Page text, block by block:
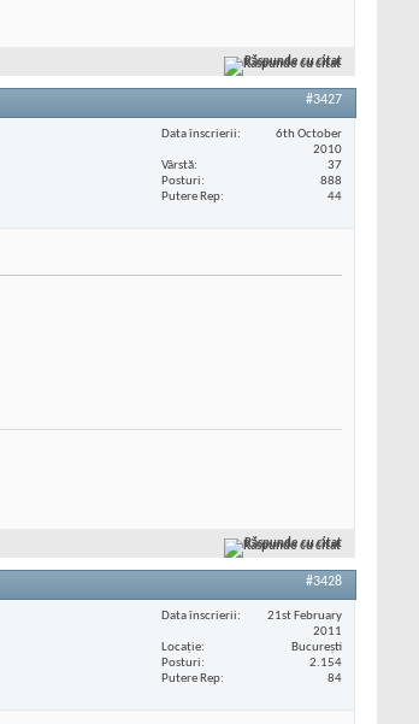
Răspunde cu citat
#3427
Data înscrierii
6th October
2010
Vârstă
37
Posturi
888
Putere Rep
44
Răspunde cu citat
#3428
Data înscrierii
21st February
2011
Locaţie
București
Posturi
2.154
Putere Rep
84